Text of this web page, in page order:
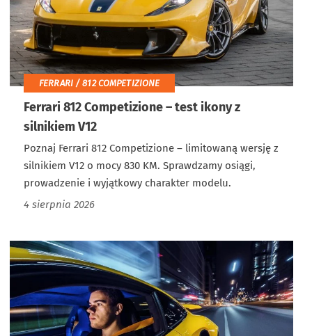
FERRARI / 812 COMPETIZIONE
Ferrari 812 Competizione – test ikony z
silnikiem V12
Poznaj Ferrari 812 Competizione – limitowaną wersję z
silnikiem V12 o mocy 830 KM. Sprawdzamy osiągi,
prowadzenie i wyjątkowy charakter modelu.
4 sierpnia 2026